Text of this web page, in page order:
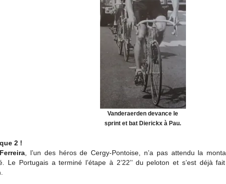
Vanderaerden devance le
sprint et bat Dierickx à Pau.
2 !
, l’un des héros de Cergy-Pontoise, n’a pas attendu la
Le Portugais a terminé l’étape à 2’22’’ du peloton et s’est déjà